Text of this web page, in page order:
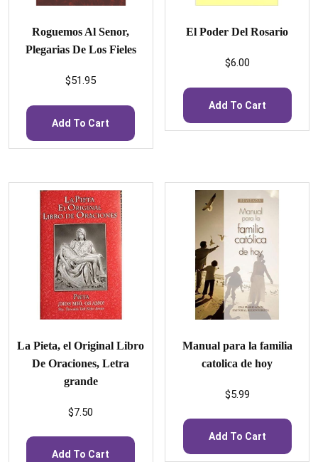
Roguemos Al Senor,
Plegarias De Los Fieles
$51.95
Add To Cart
El Poder Del Rosario
$6.00
Add To Cart
La Pieta, el Original Libro
De Oraciones, Letra
grande
$7.50
Add To Cart
Manual para la familia
catolica de hoy
$5.99
Add To Cart